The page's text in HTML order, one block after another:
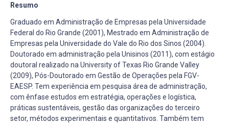
Resumo
Graduado em Administração de Empresas pela Universidade
Federal do Rio Grande (2001), Mestrado em Administração de
Empresas pela Universidade do Vale do Rio dos Sinos (2004).
Doutorado em administração pela Unisinos (2011), com estágio
doutoral realizado na University of Texas Rio Grande Valley
(2009), Pós-Doutorado em Gestão de Operações pela FGV-
EAESP. Tem experiência em pesquisa área de administração,
com ênfase estudos em estratégia, operações e logística,
práticas sustentáveis, gestão das organizações do terceiro
setor, métodos experimentais e quantitativos. Também tem